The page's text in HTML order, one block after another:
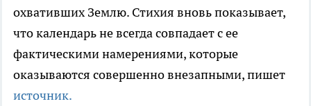
охвативших Землю. Стихия вновь показывает,
что календарь не всегда совпадает с ее
фактическими намерениями, которые
оказываются совершенно внезапными, пишет
источник.